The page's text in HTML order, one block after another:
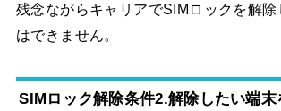
残念ながらキャリアでSIMロックを解除
はできません。
SIMロック解除条件2.解除したい端